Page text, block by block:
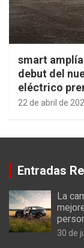
smart
debut del
eléctrico
22 de abril de
Entradas
La
30 de